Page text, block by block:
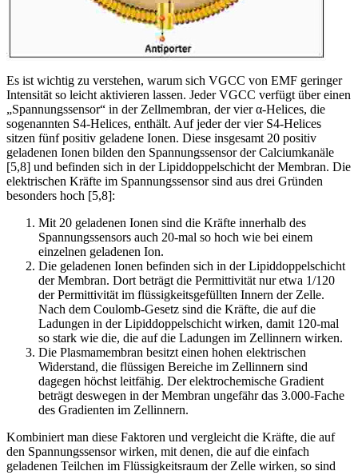
Es ist wichtig zu verstehen, warum sich VGCC von EMF geringer
Intensität so leicht aktivieren lassen. Jeder VGCC verfügt über einen
„Spannungssensor“ in der Zellmembran, der vier α-Helices, die
sogenannten S4-Helices, enthält. Auf jeder der vier S4-Helices
sitzen fünf positiv geladene Ionen. Diese insgesamt 20 positiv
geladenen Ionen bilden den Spannungssensor der Calciumkanäle
[5,8] und befinden sich in der Lipiddoppelschicht der Membran. Die
elektrischen Kräfte im Spannungssensor sind aus drei Gründen
besonders hoch [5,8]:
Mit 20 geladenen Ionen sind die Kräfte innerhalb des
Spannungssensors auch 20-mal so hoch wie bei einem
einzelnen geladenen Ion.
Die geladenen Ionen befinden sich in der Lipiddoppelschicht
der Membran. Dort beträgt die Permittivität nur etwa 1/120
der Permittivität im flüssigkeitsgefüllten Innern der Zelle.
Nach dem Coulomb-Gesetz sind die Kräfte, die auf die
Ladungen in der Lipiddoppelschicht wirken, damit 120-mal
so stark wie die, die auf die Ladungen im Zellinnern wirken.
Die Plasmamembran besitzt einen hohen elektrischen
Widerstand, die flüssigen Bereiche im Zellinnern sind
dagegen höchst leitfähig. Der elektrochemische Gradient
beträgt deswegen in der Membran ungefähr das 3.000-Fache
des Gradienten im Zellinnern.
Kombiniert man diese Faktoren und vergleicht die Kräfte, die auf
den Spannungssensor wirken, mit denen, die auf die einfach
geladenen Teilchen im Flüssigkeitsraum der Zelle wirken, so sind